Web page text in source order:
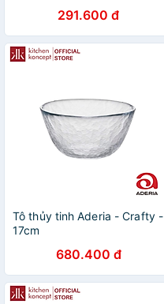
291.600 đ
Tô thủy tinh Aderia - Crafty -
17cm
680.400 đ